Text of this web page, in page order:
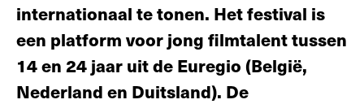
internationaal te tonen. Het festival is
een platform voor jong filmtalent tussen
14 en 24 jaar uit de Euregio (België,
Nederland en Duitsland). De